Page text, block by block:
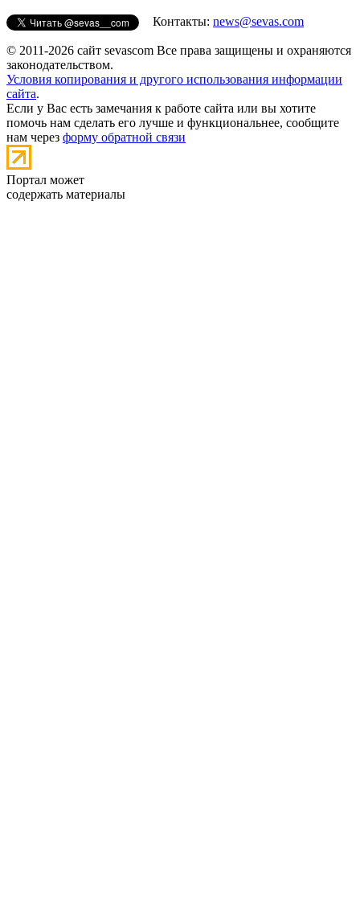
Контакты: news@sevas.com
© 2011-2026 сайт sevascom Все права защищены и охраняются
законодательством.
Условия копирования и другого использования информации
сайта.
Если у Вас есть замечания к работе сайта или вы хотите
помочь нам сделать его лучше и функциональнее, сообщите
нам через форму обратной связи
Портал может
содержать материалы